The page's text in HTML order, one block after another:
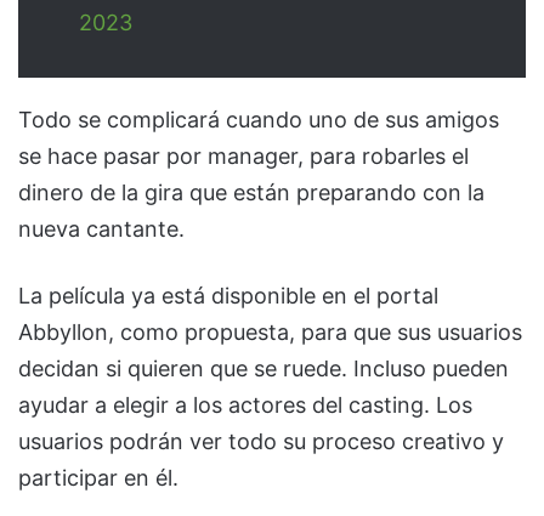
2023
Todo se complicará cuando uno de sus amigos
se hace pasar por manager, para robarles el
dinero de la gira que están preparando con la
nueva cantante.
La película ya está disponible en el portal
Abbyllon, como propuesta, para que sus usuarios
decidan si quieren que se ruede. Incluso pueden
ayudar a elegir a los actores del casting. Los
usuarios podrán ver todo su proceso creativo y
participar en él.